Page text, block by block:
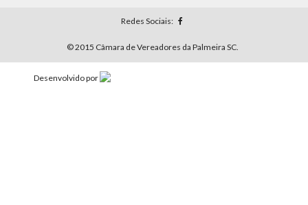
Redes Sociais:
© 2015 Câmara de Vereadores da Palmeira SC.
Desenvolvido por